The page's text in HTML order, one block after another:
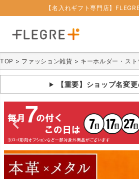
【名入れギフト専門店】
TOP ファッション雑貨 キーホルダー・ス
【重要】ショップ名変